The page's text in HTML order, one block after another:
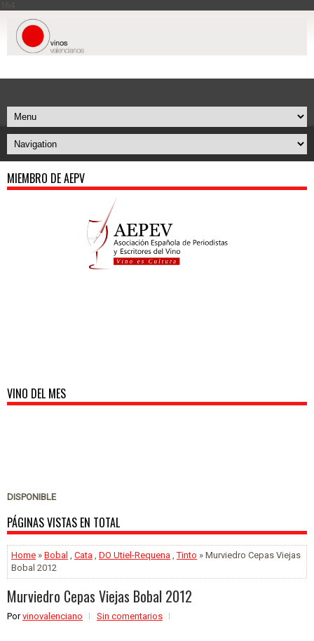
164
MIEMBRO DE AEPV
VINO DEL MES
DISPONIBLE
PÁGINAS VISTAS EN TOTAL
Home » Bobal Cata DO Utiel-Requena ,Tinto » Murviedro Cepas Viejas
Bobal 2012
Murviedro Cepas Viejas Bobal 2012
Porvinovalenciano Sin comentarios